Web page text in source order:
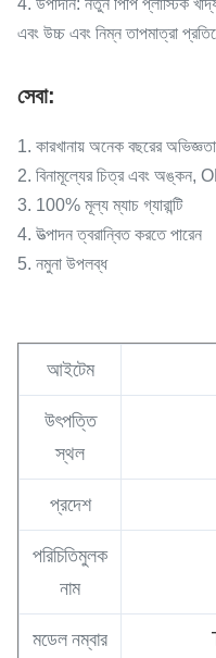
4. উপাদান: নতুন পিপি প্লাস্টিক
এবং উচ্চ এবং নিম্ন তাপমাত্রা
সেবা:
1. কারখানায় অনেক বছরের অভিজ্ঞতা
2. বিনামূল্যের চিত্র এবং অঙ্কন,
3. 100% মূল্য ম্যাচ গ্যারান্টি
4. উত্পাদন ত্বরান্বিত করতে পারেন
5. নমুনা উপলব্ধ
আইটেম
উৎপত্তি
স্থল
প্রদেশ
পরিচিতিমুলক
নাম
মডেল নম্বার